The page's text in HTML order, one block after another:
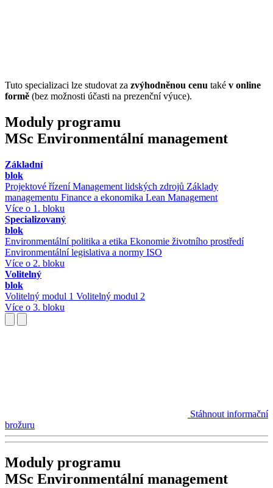
Tuto specializaci lze studovat za zvýhodněnou cenu také v online
formě (bez možnosti účasti na prezenční výuce).
Moduly programu
MSc Environmentální management
Základní
blok
Projektové řízení Management lidských zdrojů Základy
managementu Finance a ekonomika Lean Management
Více o 1. bloku
Specializovaný
blok
Environmentální politika a etika Ekonomie životního prostředí
Environmentální legislativa a normy ISO
Více o 2. bloku
Volitelný
blok
Volitelný modul 1 Volitelný modul 2
Více o 3. bloku
Stáhnout informační
brožuru
Moduly programu
MSc Environmentální management